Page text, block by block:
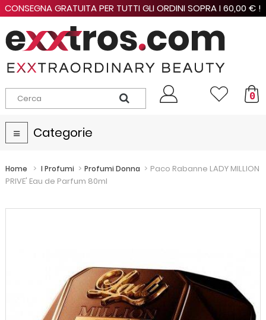
CONSEGNA GRATUITA PER TUTTI GLI ORDINI SOPRA I 60,00 € !
0
Navigazione
Toggle
Categorie
Home > I Profumi > Profumi Donna > Paco Rabanne LADY MILLION
PRIVE' Eau de Parfum 80ml